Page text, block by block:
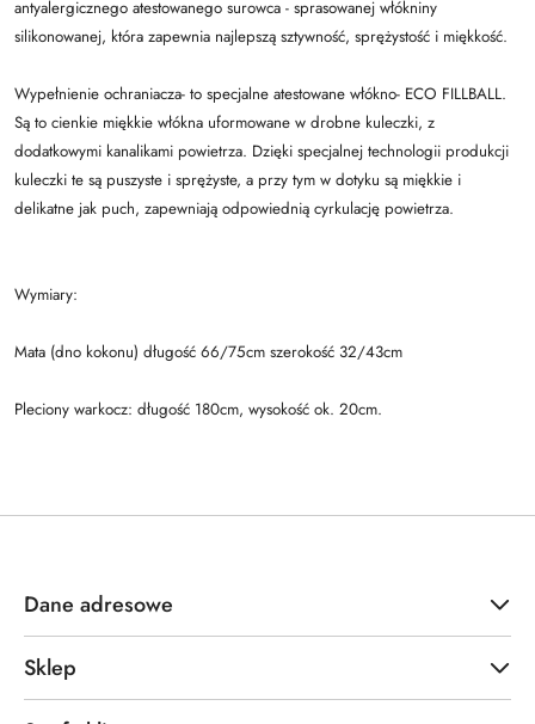
antyalergicznego atestowanego surowca - sprasowanej włókniny
silikonowanej, która zapewnia najlepszą sztywność, sprężystość i miękkość.
Wypełnienie ochraniacza- to specjalne atestowane włókno- ECO FILLBALL.
Są to cienkie miękkie włókna uformowane w drobne kuleczki, z
dodatkowymi kanalikami powietrza. Dzięki specjalnej technologii produkcji
kuleczki te są puszyste i sprężyste, a przy tym w dotyku są miękkie i
delikatne jak puch, zapewniają odpowiednią cyrkulację powietrza.
Wymiary:
Mata (dno kokonu) długość 66/75cm szerokość 32/43cm
Pleciony warkocz: długość 180cm, wysokość ok. 20cm.
Dane adresowe
Sklep